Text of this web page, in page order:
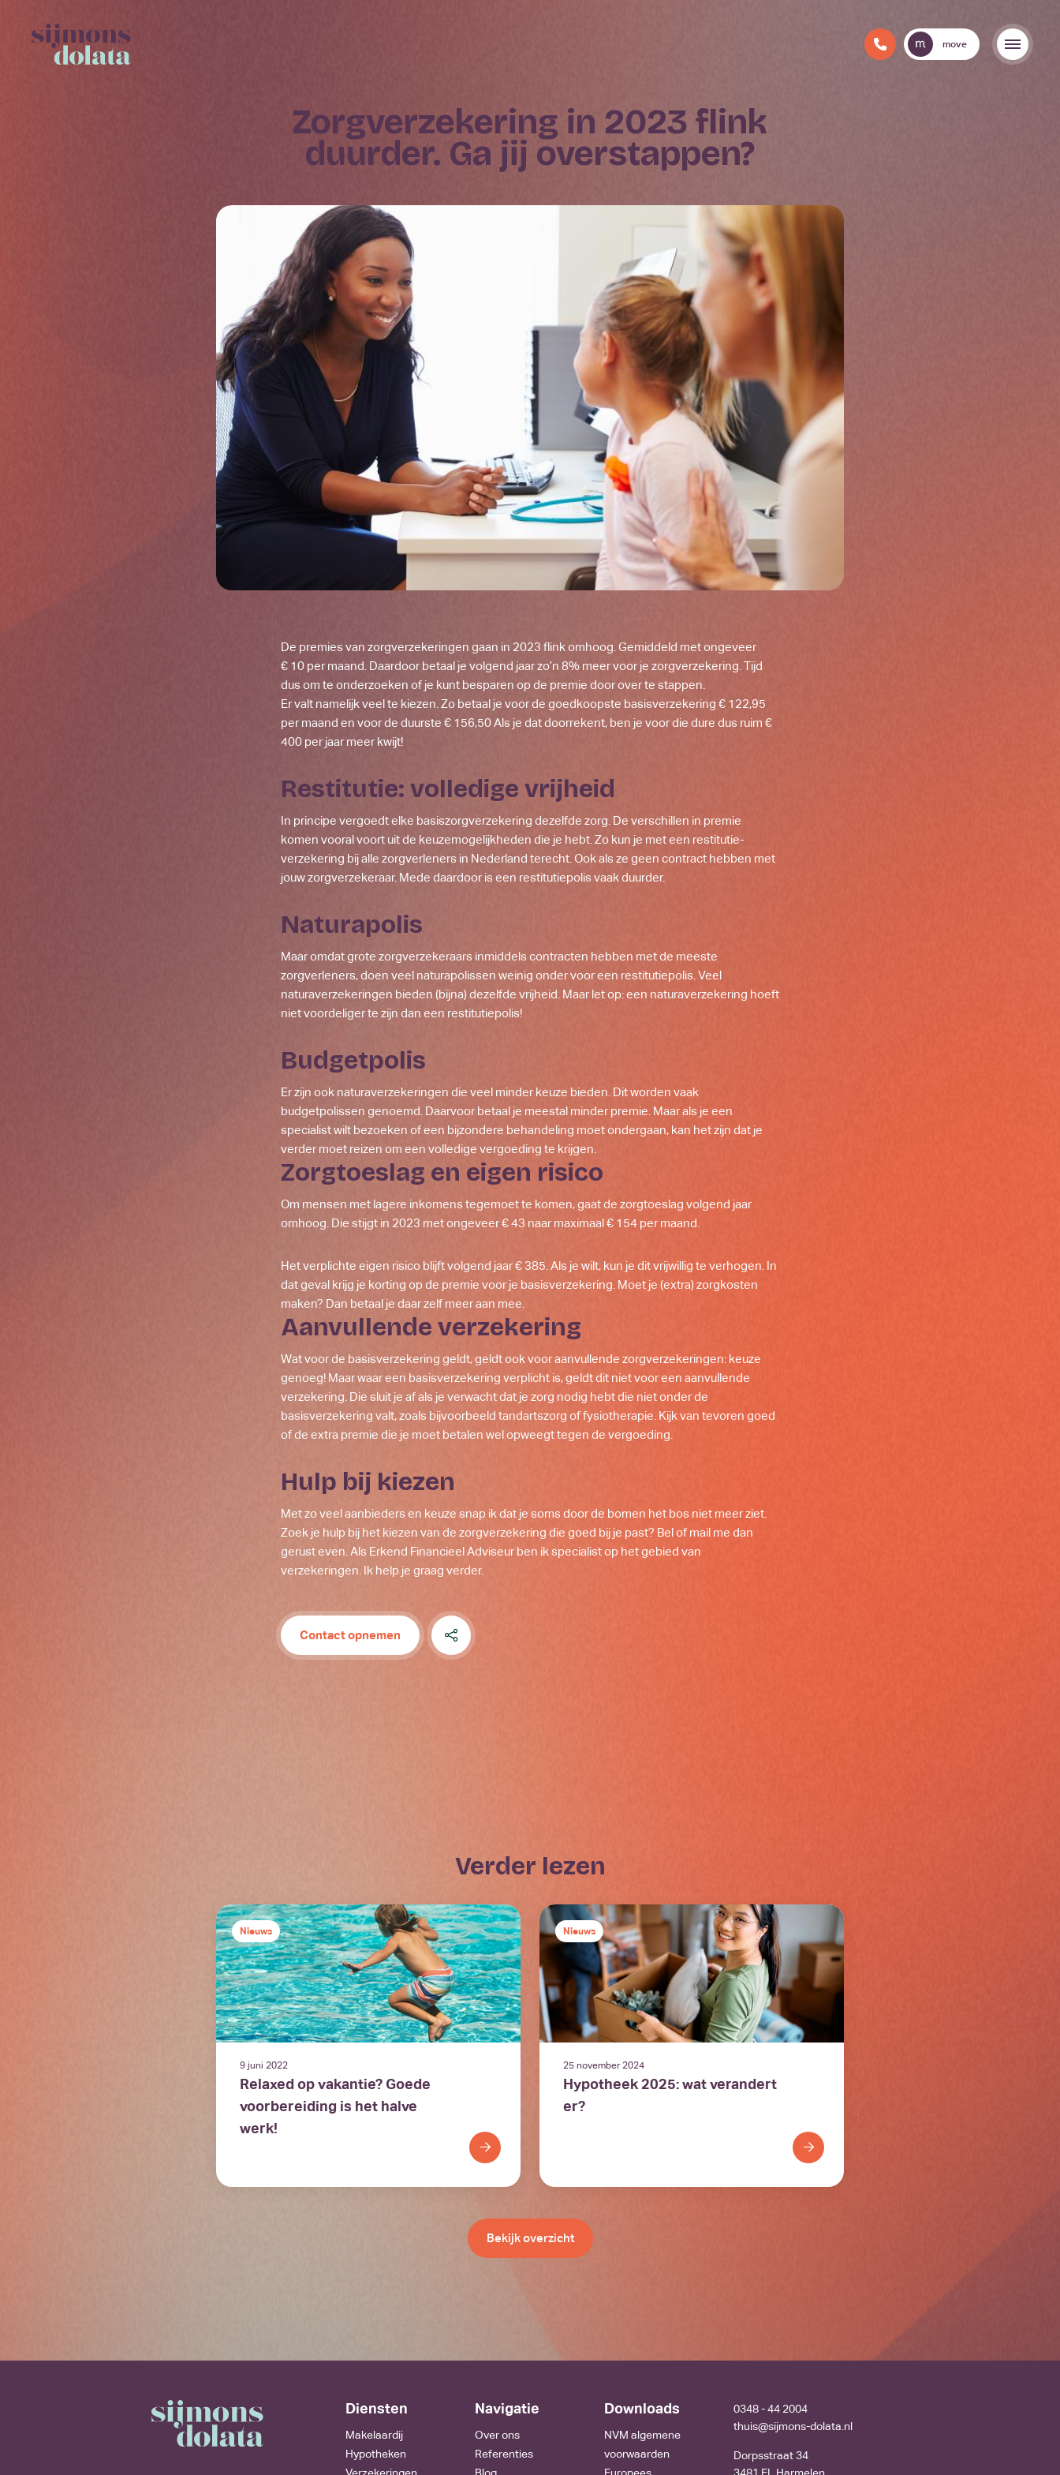
move
Zorgverzekering in 2023 flink
duurder. Ga jij overstappen?
De premies van zorgverzekeringen gaan in 2023 flink omhoog. Gemiddeld met ongeveer
€ 10 per maand. Daardoor betaal je volgend jaar zo’n 8% meer voor je zorgverzekering. Tijd
dus om te onderzoeken of je kunt besparen op de premie door over te stappen.
Er valt namelijk veel te kiezen. Zo betaal je voor de goedkoopste basisverzekering € 122,95
per maand en voor de duurste € 156,50 Als je dat doorrekent, ben je voor die dure dus ruim €
400 per jaar meer kwijt!
Restitutie: volledige vrijheid
In principe vergoedt elke basiszorgverzekering dezelfde zorg. De verschillen in premie
komen vooral voort uit de keuzemogelijkheden die je hebt. Zo kun je met een restitutie-
verzekering bij alle zorgverleners in Nederland terecht. Ook als ze geen contract hebben met
jouw zorgverzekeraar. Mede daardoor is een restitutiepolis vaak duurder.
Naturapolis
Maar omdat grote zorgverzekeraars inmiddels contracten hebben met de meeste
zorgverleners, doen veel naturapolissen weinig onder voor een restitutiepolis. Veel
naturaverzekeringen bieden (bijna) dezelfde vrijheid. Maar let op: een naturaverzekering hoeft
niet voordeliger te zijn dan een restitutiepolis!
Budgetpolis
Er zijn ook naturaverzekeringen die veel minder keuze bieden. Dit worden vaak
budgetpolissen genoemd. Daarvoor betaal je meestal minder premie. Maar als je een
specialist wilt bezoeken of een bijzondere behandeling moet ondergaan, kan het zijn dat je
verder moet reizen om een volledige vergoeding te krijgen.
Zorgtoeslag en eigen risico
Om mensen met lagere inkomens tegemoet te komen, gaat de zorgtoeslag volgend jaar
omhoog. Die stijgt in 2023 met ongeveer € 43 naar maximaal € 154 per maand.
Het verplichte eigen risico blijft volgend jaar € 385. Als je wilt, kun je dit vrijwillig te verhogen. In
dat geval krijg je korting op de premie voor je basisverzekering. Moet je (extra) zorgkosten
maken? Dan betaal je daar zelf meer aan mee.
Aanvullende verzekering
Wat voor de basisverzekering geldt, geldt ook voor aanvullende zorgverzekeringen: keuze
genoeg! Maar waar een basisverzekering verplicht is, geldt dit niet voor een aanvullende
verzekering. Die sluit je af als je verwacht dat je zorg nodig hebt die niet onder de
basisverzekering valt, zoals bijvoorbeeld tandartszorg of fysiotherapie. Kijk van tevoren goed
of de extra premie die je moet betalen wel opweegt tegen de vergoeding.
Hulp bij kiezen
Met zo veel aanbieders en keuze snap ik dat je soms door de bomen het bos niet meer ziet.
Zoek je hulp bij het kiezen van de zorgverzekering die goed bij je past? Bel of mail me dan
gerust even. Als Erkend Financieel Adviseur ben ik specialist op het gebied van
verzekeringen. Ik help je graag verder.
Contact opnemen
verder lezen
Nieuws
9 juni 2022
Relaxed op vakantie? Goede
voorbereiding is het halve
werk!
Nieuws
25 november 2024
Hypotheek 2025: wat verandert
er?
Bekijk overzicht
Diensten
Makelaardij
Hypotheken
Navigatie
Over ons
Referenties
Downloads
NVM algemene
voorwaarden
0348 - 44 2004
thuis@sijmons-dolata.nl
Dorpsstraat 34